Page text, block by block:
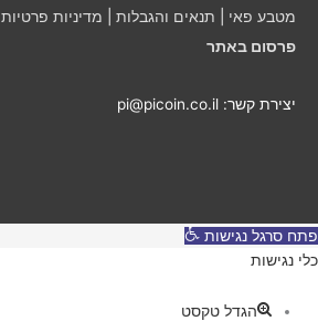
י
ם
מטבע פאי תנאים והגבלות מדיניות פרטיות
פרסום באתר
יצירת קשר: pi@picoin.co.il
פתח סרגל נגישות
כלי נגישות
הגדל טקסט